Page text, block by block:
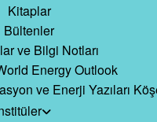
Kitaplar
Bültenler
ve Bilgi Notları
Energy Outlook
ve Enerji Yazıları